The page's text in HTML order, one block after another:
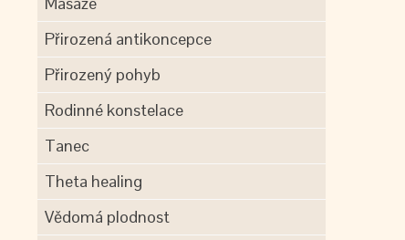
Přirozená antikoncepce
Přirozený pohyb
Rodinné konstelace
Tanec
Theta healing
Vědomá plodnost